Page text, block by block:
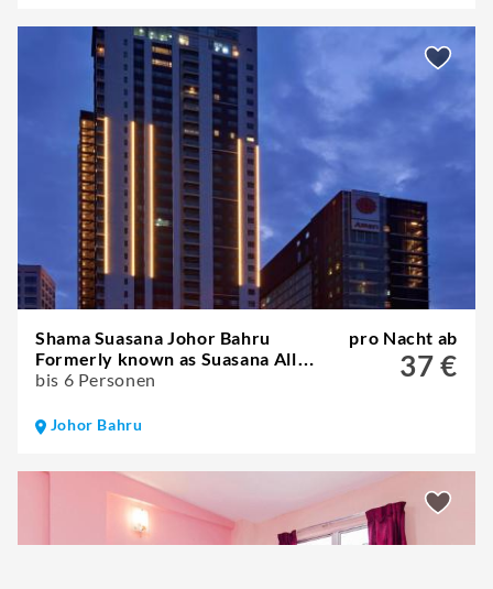
Shama Suasana Johor Bahru
Formerly known as Suasana All
Suites Hotels Johor Bahru
bis 6 Personen
pro Nacht ab
37 €
Johor Bahru